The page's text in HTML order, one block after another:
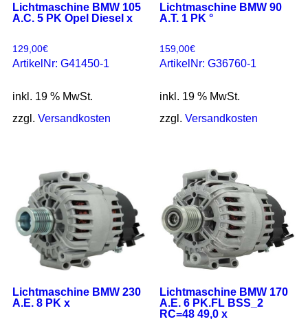
Lichtmaschine BMW 105
A.C. 5 PK Opel Diesel x
129,00€
ArtikelNr: G41450-1
inkl. 19 % MwSt.
zzgl. Versandkosten
Lichtmaschine BMW 90
A.T. 1 PK °
159,00€
ArtikelNr: G36760-1
inkl. 19 % MwSt.
zzgl.Versandkosten
Lichtmaschine BMW 230
A.E. 8 PK x
Lichtmaschine BMW 170
A.E. 6 PK.FL BSS_2
RC=48 49,0 x